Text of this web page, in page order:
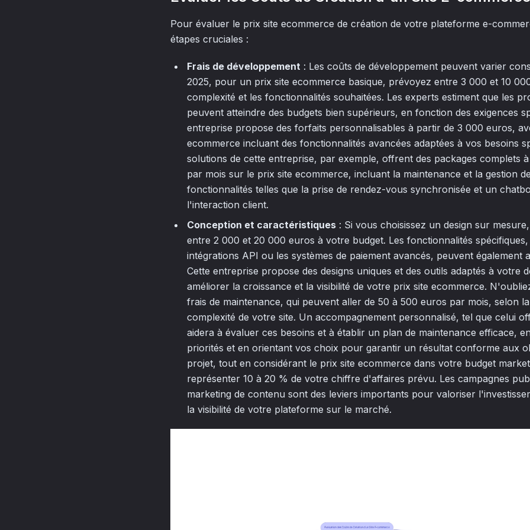
Pour évaluer le prix site ecommerce de création de votre plateforme e-
étapes cruciales :
Frais de développement : Les coûts de développement peuvent varier
2025, pour un prix site ecommerce basique, prévoyez entre 3 000 et 10
complexité et les fonctionnalités souhaitées. Les experts estiment que les
peuvent atteindre des budgets bien supérieurs, en fonction des exigences
entreprise propose des forfaits personnalisables à partir de 3 000 euros,
ecommerce incluant des fonctionnalités avancées adaptées à vos besoins
solutions de cette entreprise, par exemple, offrent des packages complets
par mois sur le prix site ecommerce, incluant la maintenance et la gestion
fonctionnalités telles que la prise de rendez-vous synchronisée et un
l'interaction client.
Conception et caractéristiques : Si vous choisissez un design sur
entre 2 000 et 20 000 euros à votre budget. Les fonctionnalités
intégrations API ou les systèmes de paiement avancés, peuvent également
Cette entreprise propose des designs uniques et des outils adaptés à votre
améliorer la croissance et la visibilité de votre prix site ecommerce.
frais de maintenance, qui peuvent aller de 50 à 500 euros par mois, selon
complexité de votre site. Un accompagnement personnalisé, tel que celui
aidera à évaluer ces besoins et à établir un plan de maintenance efficace,
priorités et en orientant vos choix pour garantir un résultat conforme aux
projet, tout en considérant le prix site ecommerce dans votre budget
représenter 10 à 20 % de votre chiffre d'affaires prévu. Les campagnes
marketing de contenu sont des leviers importants pour valoriser
la visibilité de votre plateforme sur le marché.